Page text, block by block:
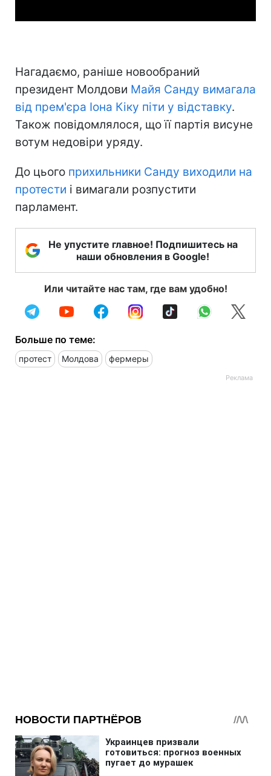
Нагадаємо, раніше новообраний
президент Молдови Майя Санду вимагала
від прем'єра Іона Кіку піти у відставку.
Також повідомлялося, що її партія висуне
вотум недовіри уряду.
До цього прихильники Санду виходили на
протести і вимагали розпустити
парламент.
Не упустите главное! Подпишитесь на
наши обновления в Google!
Или читайте нас там, где вам удобно!
Больше по теме:
протест Молдова фермеры